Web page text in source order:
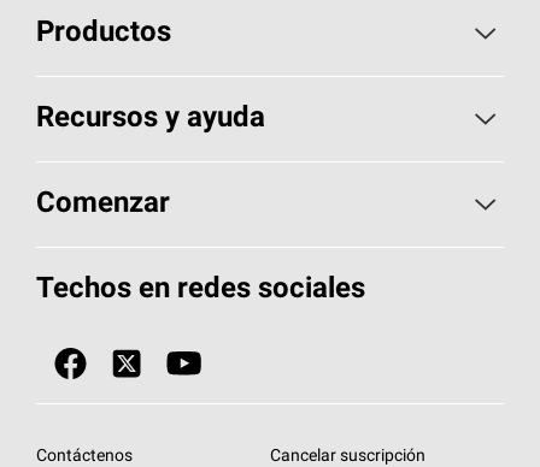
Productos
Elija sus tejas
Encuentre un contratista
Componentes para techos
Tecnología SureNail®
Recursos y ayuda
Aspectos básicos sobre techos
Herramientas de diseño y color
Únase a la red de contratistas de techos
Diseño en el techo
Comenzar
Llame al 1-800-GET-PINK®
Encuentre una tienda o encuentre un
Techos en redes sociales
Contáctenos Cancelar suscripción